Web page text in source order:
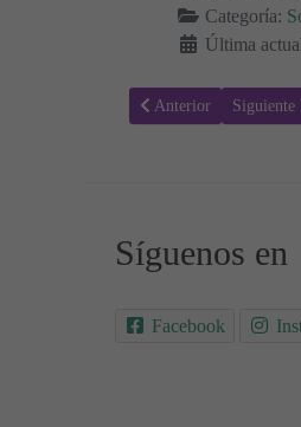
Categoría:
Última
Artículo anterior:
Anterior Artículo
Siguiente
Síguenos en
Facebook